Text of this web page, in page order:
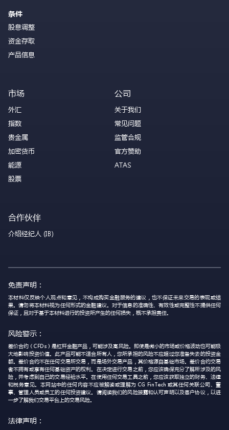
条件
股息调整
资金存取
产品信息
市场
外汇
指数
贵金属
加密货币
能源
股票
公司
关于我们
常见问题
监管合规
官方赞助
ATAS
合作伙伴
介绍经纪人 (IB)
免责声明：
本材料仅反映个人观点和意见，不构成购买金融服务的建议，也不保证未来交易的表现或结
果。请勿将本材料视为任何形式的金融建议。对于信息的准确性、有效性或完整性不提供任何
保证，且对于基于本材料进行的投资所产生的任何损失，概不承担责任。
风险警示：
差价合约（CFDs）是杠杆金融产品，可能涉及高风险。即使是微小的市场或价格波动也可能极
大地影响投资价值。此产品可能不适合所有人，您所承担的风险不应超过您准备失去的投资金
额。差价合约不在任何交易所交易，而是场外交易产品，其价格源自基础市场。差价合约交易
者不拥有或享有任何基础资产的权利。在决定进行交易之前，您应该确保充分了解所涉及的风
险，并考虑到自己的交易经验水平。在使用任何交易工具之前，您应该获取独立的财务、法律
和税务意见。本网站中的任何内容不应被解读或理解为 CG FinTech 或其任何关联公司、董
事、管理人员或员工的任何投资建议。请阅读我们的风险披露和认可声明以及客户协议，以进
一步了解我们交易平台上的交易风险。
法律声明：